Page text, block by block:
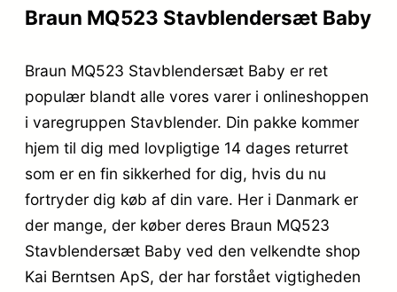
Braun MQ523 Stavblendersæt Baby
Braun MQ523 Stavblendersæt Baby er ret
populær blandt alle vores varer i onlineshoppen
i varegruppen Stavblender. Din pakke kommer
hjem til dig med lovpligtige 14 dages returret
som er en fin sikkerhed for dig, hvis du nu
fortryder dig køb af din vare. Her i Danmark er
der mange, der køber deres Braun MQ523
Stavblendersæt Baby ved den velkendte shop
Kai Berntsen ApS, der har forstået vigtigheden